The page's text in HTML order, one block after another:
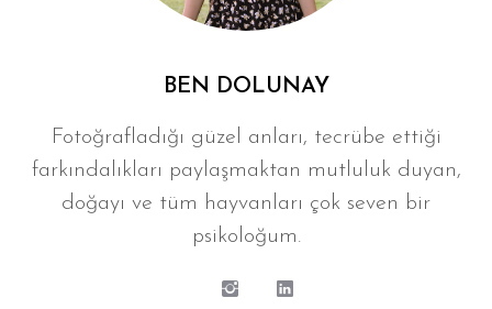
BEN DOLUNAY
Fotoğrafladığı güzel anları, tecrübe ettiği
farkındalıkları paylaşmaktan mutluluk duyan,
doğayı ve tüm hayvanları çok seven bir
psikoloğum.